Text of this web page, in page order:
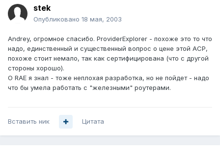
stek
Опубликовано 18 мая, 2003
Andrey, огромное спасибо. ProviderExplorer - похоже это то что
надо, единственный и существенный вопрос о цене этой АСР,
похоже стоит немало, так как сертифицирована (что с другой
стороны хорошо).
О RAE я знал - тоже неплохая разработка, но не пойдет - надо
что бы умела работать с "железными" роутерами.
Вставить ник Цитата